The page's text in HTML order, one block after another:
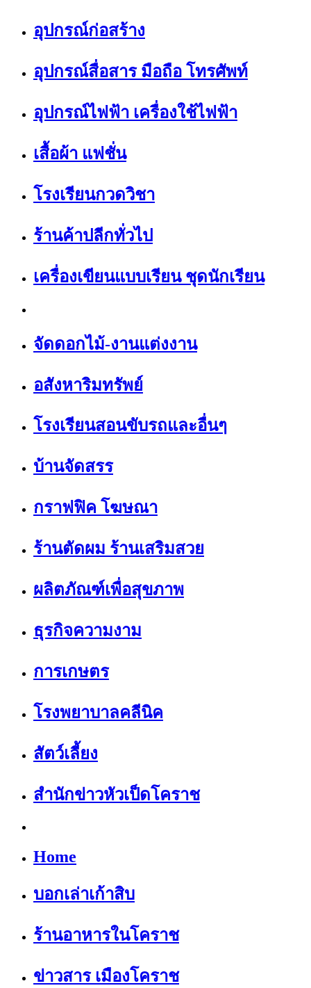
อุปกรณ์ก่อสร้าง
อุปกรณ์สื่อสาร มือถือ โทรศัพท์
อุปกรณ์ไฟฟ้า เครื่องใช้ไฟฟ้า
เสื้อผ้า แฟชั่น
โรงเรียนกวดวิชา
ร้านค้าปลีกทั่วไป
เครื่องเขียนแบบเรียน ชุดนักเรียน
จัดดอกไม้-งานแต่งงาน
อสังหาริมทรัพย์
โรงเรียนสอนขับรถและอื่นๆ
บ้านจัดสรร
กราฟฟิค โฆษณา
ร้านตัดผม ร้านเสริมสวย
ผลิตภัณฑ์เพื่อสุขภาพ
ธุรกิจความงาม
การเกษตร
โรงพยาบาลคลีนิค
สัตว์เลี้ยง
สำนักข่าวหัวเป็ดโคราช
Home
บอกเล่าเก้าสิบ
ร้านอาหารในโคราช
ข่าวสาร เมืองโคราช